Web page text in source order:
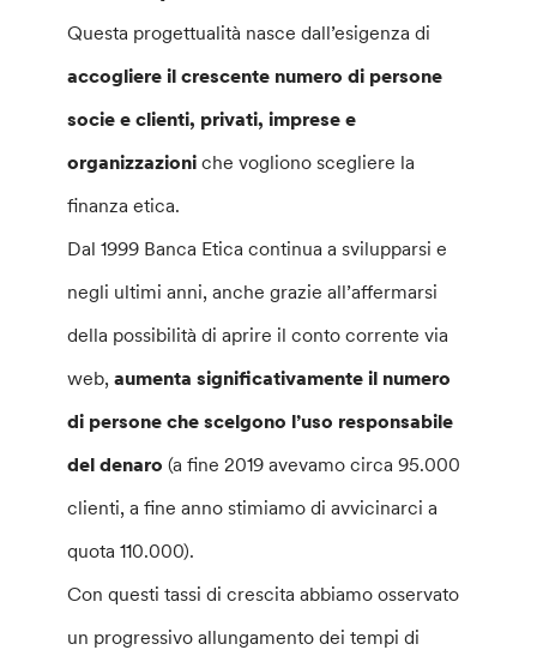
Questa progettualità nasce dall’esigenza di
accogliere il crescente numero di persone
socie e clienti, privati, imprese e
organizzazioniche vogliono scegliere la
finanza etica.
Dal 1999 Banca Etica continua a svilupparsi e
negli ultimi anni, anche grazie all’affermarsi
della possibilità di aprire il conto corrente via
web,aumenta significativamente il numero
di persone che scelgono l’uso responsabile
del denaro (a fine 2019 avevamo circa 95.000
clienti, a fine anno stimiamo di avvicinarci a
quota 110.000).
Con questi tassi di crescita abbiamo osservato
un progressivo allungamento dei tempi di